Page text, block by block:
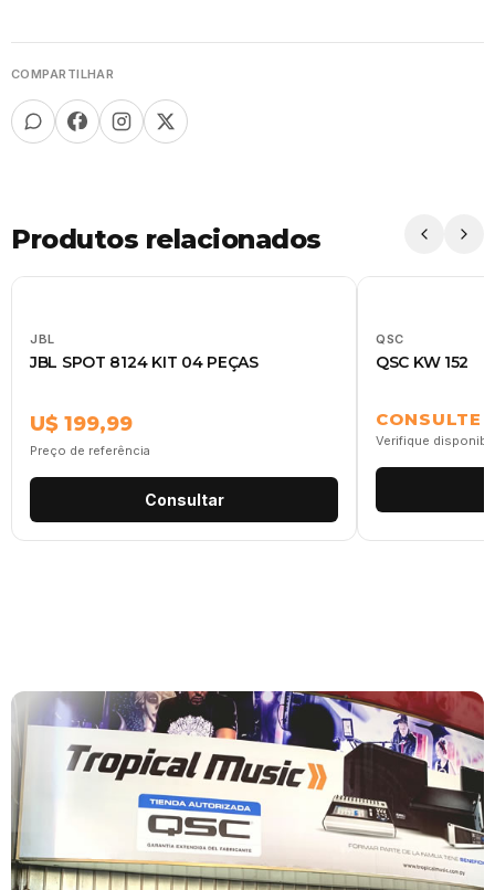
COMPARTILHAR
Produtos relacionados
JBL
JBL SPOT 8124 KIT 04 PEÇAS
U$ 199,99
Preço de referência
Consultar
QSC
QSC KW 152
CONSULTE
Verifique